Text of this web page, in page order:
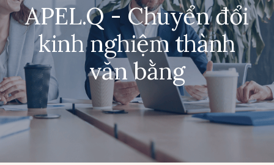
APEL.Q - Chuyển đổi
kinh nghiệm thành
văn bằng